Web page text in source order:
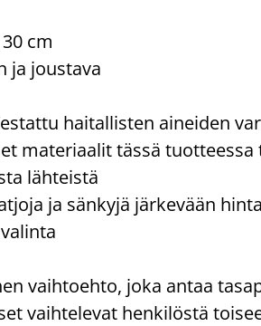
cm
ja joustava
haitallisten aineiden
materiaalit tässä
lähteistä
ja sänkyjä järkevään
vaihtoehto, joka antaa
vaihtelevat henkilöstä